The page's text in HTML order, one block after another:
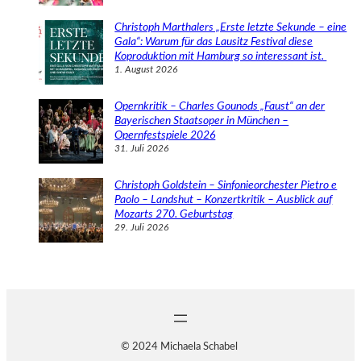
Christoph Marthalers „Erste letzte Sekunde – eine
Gala“: Warum für das Lausitz Festival diese
Koproduktion mit Hamburg so interessant ist.
1. August 2026
Opernkritik – Charles Gounods „Faust“ an der
Bayerischen Staatsoper in München –
Opernfestspiele 2026
31. Juli 2026
Christoph Goldstein – Sinfonieorchester Pietro e
Paolo – Landshut – Konzertkritik – Ausblick auf
Mozarts 270. Geburtstag
29. Juli 2026
© 2024 Michaela Schabel